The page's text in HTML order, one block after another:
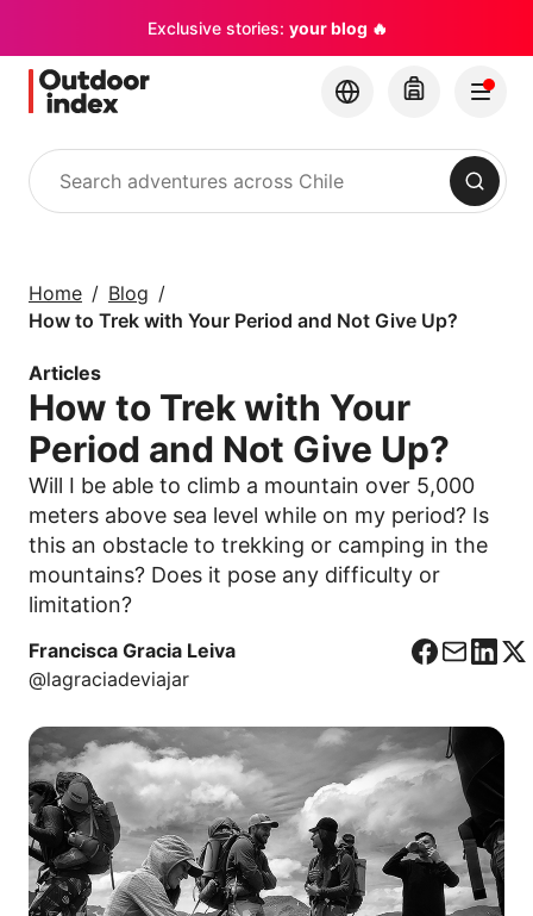
Exclusive stories: your blog 🔥
Search
Home
Blog
How to Trek with Your Period and Not Give Up?
Articles
How to Trek with Your
Period and Not Give Up?
Will I be able to climb a mountain over 5,000
meters above sea level while on my period? Is
this an obstacle to trekking or camping in the
mountains? Does it pose any difficulty or
limitation?
Francisca Gracia Leiva
@lagraciadeviajar
F
c
e
b
o
k
C
r
r
e
L
n
I
n
X
hidden gems with
Outdoor Index